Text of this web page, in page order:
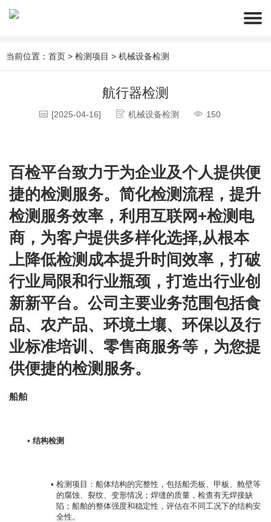
当前位置： 首页 > 检测项目 > 机械设备检测
航行器检测
[2025-04-16] 机械设备检测 150
百检平台致力于为企业及个人提供便
捷的检测服务。简化检测流程，提升
检测服务效率，利用互联网+检测电
商，为客户提供多样化选择,从根本
上降低检测成本提升时间效率，打破
行业局限和行业瓶颈，打造出行业创
新新平台。公司主要业务范围包括食
品、农产品、环境土壤、环保以及行
业标准培训、零售商服务等，为您提
供便捷的检测服务。
船舶
结构检测
检测项目：船体结构的完整性，包括船壳板、甲板、舱壁等
的腐蚀、裂纹、变形情况；焊缝的质量，检查有无焊接缺
陷；船舶的整体强度和稳定性，评估在不同工况下的结构安
全性。